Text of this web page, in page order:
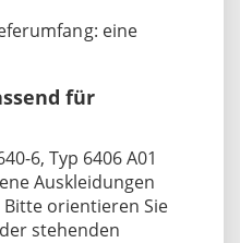
eine
für
6, Typ 6406 A01
Auskleidungen
orientieren Sie
stehenden